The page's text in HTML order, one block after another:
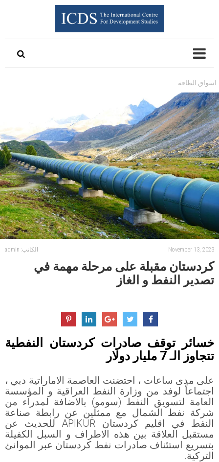
اسواق الطاقة
November 13, 2023 الكاتب: admin
كردستان مقبلة على مرحلة مهمة في
تصدير النفط و الغاز
خسائر توقف صادرات كردستان النفطية
تتجاوز الـ 7 مليار دولار
على مدى ساعات ، احتضنت العاصمة الاماراتية دبي ،
اجتماعاً لوفد من وزارة النفط العراقية و المؤسسة
العامة لتسويق النفط (سومو) بالاضافة لمدراء من
شركة نفط الشمال مع ممثلين عن رابطة صناعة
النفط في اقليم كردستان APIKUR للحديث عن
مستقبل العلاقة بين هذه الاطراف و السبل الكفيلة
بتسريع استئناف صادرات نفط كردستان عبر الموانئ
التركية.